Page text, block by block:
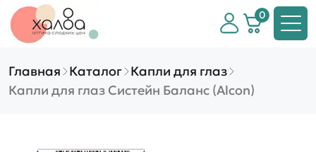
0
Главная Каталог Капли для глаз
Капли для глаз Систейн Баланс (Alcon)